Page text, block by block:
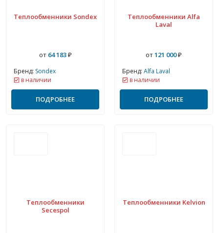
Теплообменники Sondex
от64 183₽
Бренд: Sondex
в наличии
ПОДРОБНЕЕ
Теплообменники Alfa
Laval
от121 000₽
Бренд: Alfa Laval
в наличии
ПОДРОБНЕЕ
Теплообменники
Secespol
Теплообменники Kelvion